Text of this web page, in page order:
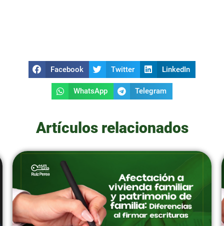
Facebook Twitter LinkedIn
WhatsApp Telegram
Artículos relacionados